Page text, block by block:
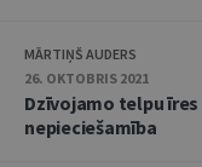
MĀRTIŅŠ AUDERS
26. OKTOBRIS 2021
Dzīvojamo telpu
nepieciešamība